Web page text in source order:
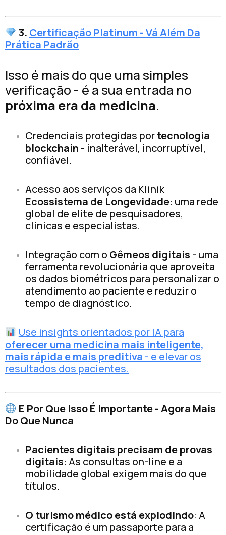
3. Certificação Platinum - Vá Além Da
Prática Padrão
Isso é mais do que uma simples
verificação - é a sua entrada no
próxima era da medicina.
Credenciais protegidas portecnologia
blockchain - inalterável, incorruptível,
confiável.
Acesso aos serviços da Klinik
Ecossistema de Longevidade: uma rede
global de elite de pesquisadores,
clínicas e especialistas.
Integração com o Gêmeos digitais - uma
ferramenta revolucionária que aproveita
os dados biométricos para personalizar o
atendimento ao paciente e reduzir o
tempo de diagnóstico.
Use insights orientados por IA para
oferecer uma medicina mais inteligente,
mais rápida e mais preditiva - e elevar os
resultados dos pacientes.
E Por Que Isso É Importante - Agora Mais
Do Que Nunca
Pacientes digitais precisam de provas
digitais: As consultas on-line e a
mobilidade global exigem mais do que
títulos.
O turismo médico está explodindo: A
certificação é um passaporte para a